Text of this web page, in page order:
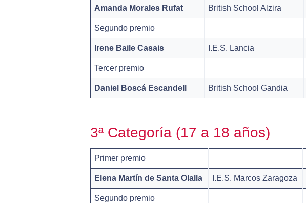
Amanda Morales Rufat British School Alzira
Segundo premio
Irene Baile Casais I.E.S. Lancia
Tercer premio
Daniel Boscá Escandell British School Gandia
3ª Categoría (17 a 18 años)
Primer premio
Elena Martín de Santa Olalla I.E.S. Marcos Zaragoza
Segundo premio